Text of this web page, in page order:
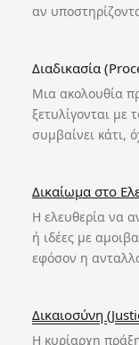
αν
Διαδικασία
Μια ακολουθία
ξετυλίγονται με
συμβαίνει κάτι,
Δικαίωμα στο
Η ελευθερία να
ή ιδέες με
εφόσον η
Δικαιοσύνη
Η κυρίαρχη